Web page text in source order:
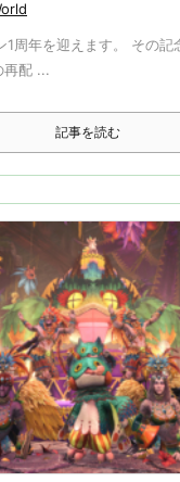
1周年を迎えます。 その記
再配 ...
記事を読む